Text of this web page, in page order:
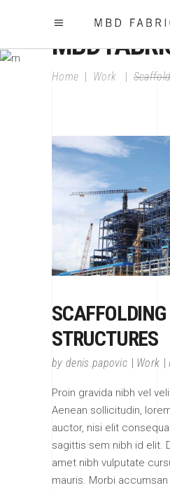
MBD
Home | Work |
STRUCTURES
by denis.papovic Work
Proin gravida nibh vel
Aenean sollicitudin,
auctor, nisi elit
sagittis sem nibh id elit.
amet nibh vulputate
mauris. Morbi